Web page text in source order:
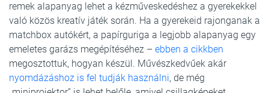
remek alapanyag lehet a kézműveskedéshez a gyerekekkel
való közös kreatív játék során. Ha a gyerekeid rajonganak a
matchbox autókért, a papírguriga a legjobb alapanyag egy
emeletes garázs megépítéséhez – ebben a cikkben
megosztottuk, hogyan készül. Művészkedvűek akár
nyomdázáshoz is fel tudják használni, de még